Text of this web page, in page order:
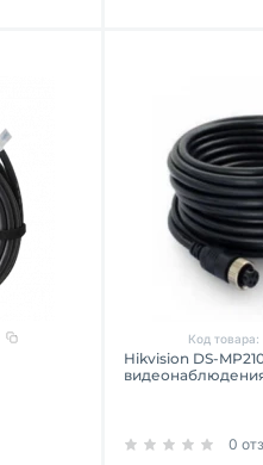
Код товара:
Hikvision DS-
0